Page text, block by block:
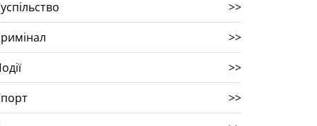
>>
>>
>>
>>